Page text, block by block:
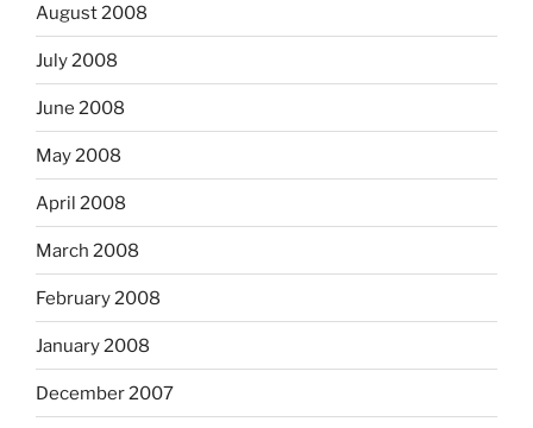
August 2008
July 2008
June 2008
May 2008
April 2008
March 2008
February 2008
January 2008
December 2007